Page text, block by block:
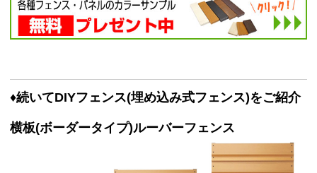
♦続いてDIYフェンス(埋め込み式フェンス)をご紹介
横板(ボーダータイプ)ルーバーフェンス